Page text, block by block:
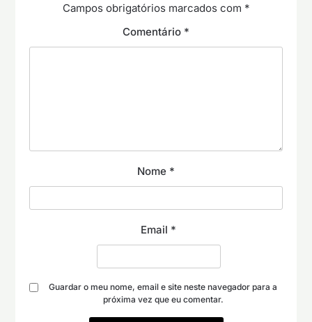
Campos obrigatórios marcados com *
Comentário *
Nome *
Email *
Guardar o meu nome, email e site neste navegador para a
próxima vez que eu comentar.